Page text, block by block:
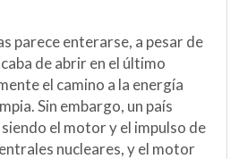
parece enterarse, a pesar de
de abrir en el último
el camino a la energía
Sin embargo, un país
el motor y el impulso de
nucleares, y el motor